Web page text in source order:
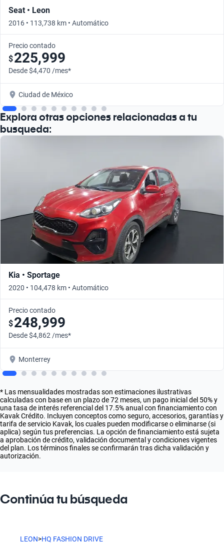
Seat • Leon
2016 • 113,738 km • Automático
Precio contado
$225,999
Desde $4,470 /mes*
Ciudad de México
Explora otras opciones relacionadas a tu
busqueda:
Kia • Sportage
2020 • 104,478 km • Automático
Precio contado
$248,999
Desde $4,862 /mes*
Monterrey
* Las mensualidades mostradas son estimaciones ilustrativas
calculadas con base en un plazo de 72 meses, un pago inicial del 50% y
una tasa de interés referencial del 17.5% anual con financiamiento con
Kavak Crédito. Incluyen conceptos como seguro, accesorios, garantías y
tarifa de servicio Kavak, los cuales pueden modificarse o eliminarse (si
aplica) según tus preferencias. La opción de financiamiento está sujeta
a aprobación de crédito, validación documental y condiciones vigentes
del plan. Los términos finales se confirmarán tras dicha validación y
autorización.
Continúa tu búsqueda
LEON>HQ FASHION DRIVE